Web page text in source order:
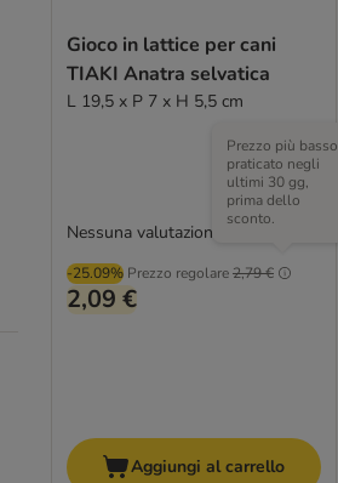
Gioco in lattice per cani
TIAKI Anatra selvatica
L 19,5 x P 7 x H 5,5 cm
-25.09% Prezzo regolare2,79 €
Prezzo più basso
praticato negli
ultimi 30 gg,
prima dello
sconto.
2,09 €
Nessuna valutazione
Aggiungi al carrello